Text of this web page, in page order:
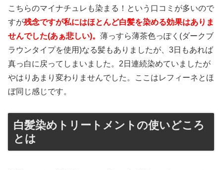
こちらのマイナチュレも染まる！という口コミが多いので
すが残念ですが私にはほとんど白髪を染める効果はありま
せんでした(あぁ悲しい)。 薄っすら薄茶色っぽく(ダークブ
ラウンタイプを使用)なる髪もありましたが、3日もあれば
真っ白に戻ってしまいました。2日連続染めていましたが
やはりあまり変わりませんでした。ここはレフィーネとほ
ぼ同じ感じです。
白髪染めトリートメントの使いどころ
とは